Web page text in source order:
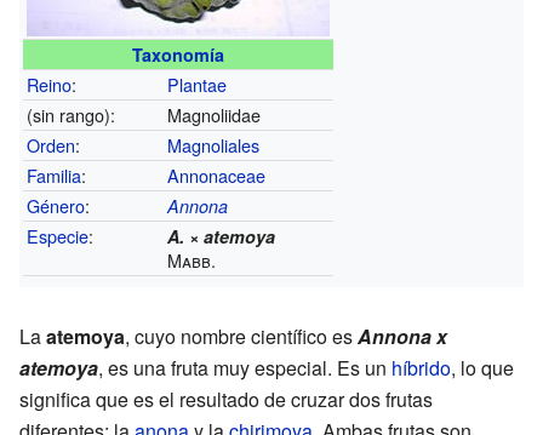
Taxonomía
Reino:
Plantae
(sin rango):
Magnoliidae
Orden:
Magnoliales
Familia:
Annonaceae
Género: Annona
Especie: A. × atemoya
Mabb.
Laatemoya, cuyo nombre científico esAnnona x
atemoya, es una fruta muy especial. Es un híbrido, lo que
significa que es el resultado de cruzar dos frutas